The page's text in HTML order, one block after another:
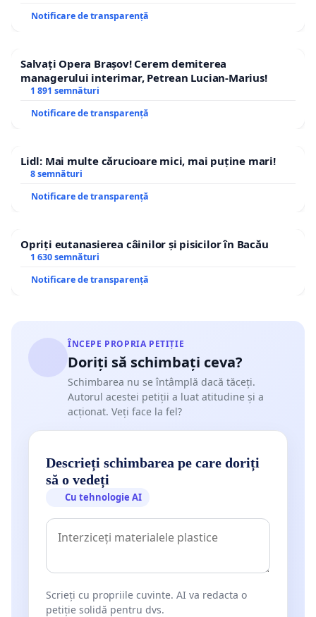
Notificare de transparență
Salvați Opera Brașov! Cerem demiterea
managerului interimar, Petrean Lucian-Marius!
1 891 semnături
Notificare de transparență
Lidl: Mai multe cărucioare mici, mai puține mari!
8 semnături
Notificare de transparență
Opriți eutanasierea câinilor și pisicilor în Bacău
1 630 semnături
Notificare de transparență
ÎNCEPE PROPRIA PETIȚIE
Doriți să schimbați ceva?
Schimbarea nu se întâmplă dacă tăceți.
Autorul acestei petiții a luat atitudine și a
acționat. Veți face la fel?
Descrieți schimbarea pe care doriți
să o vedeți
Cu tehnologie AI
Scrieți cu propriile cuvinte. AI va redacta o
petiție solidă pentru dvs.